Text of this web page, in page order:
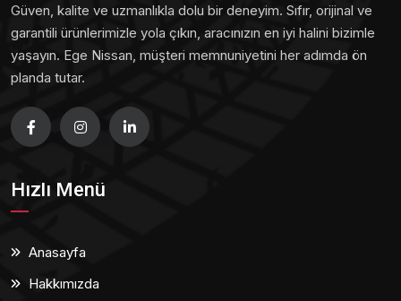
Güven, kalite ve uzmanlıkla dolu bir deneyim. Sıfır, orijinal ve
garantili ürünlerimizle yola çıkın, aracınızın en iyi halini bizimle
yaşayın. Ege Nissan, müşteri memnuniyetini her adımda ön
planda tutar.
Hızlı Menü
Anasayfa
Hakkımızda